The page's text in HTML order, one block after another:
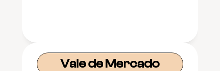
Vale de Mercado